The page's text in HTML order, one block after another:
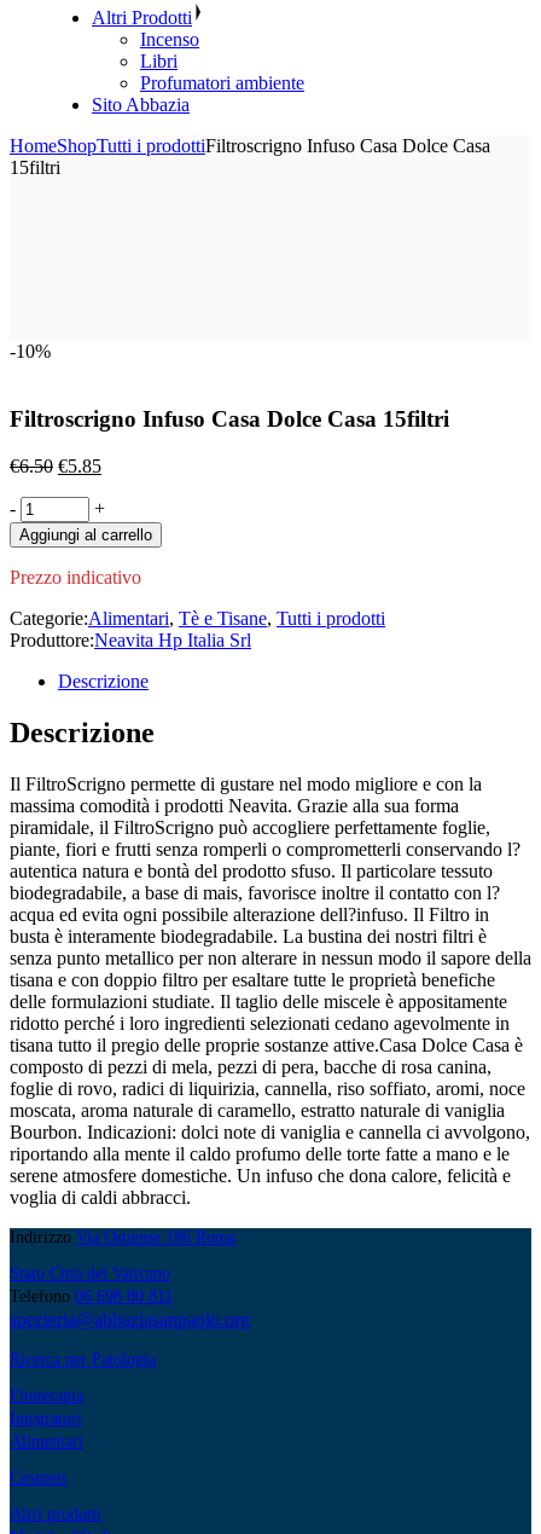
Altri Prodotti
Incenso
Libri
Profumatori ambiente
Sito Abbazia
HomeShopTutti i prodottiFiltroscrigno Infuso Casa Dolce Casa
15filtri
-10%
Filtroscrigno Infuso Casa Dolce Casa 15filtri
€6.50 Il
originale
era:
€6.50.
€5.85Il
attuale
è:
€5.85.
Filtroscrigno
Infuso
Casa
Dolce
15filtri
quantity
- +
Aggiungi al carrello
Prezzo indicativo
Categorie:Alimentari, Tè e Tisane, Tutti i prodotti
Produttore:Neavita Hp Italia Srl
Descrizione
Descrizione
Il FiltroScrigno permette di gustare nel modo migliore e con la
massima comodità i prodotti Neavita. Grazie alla sua forma
piramidale, il FiltroScrigno può accogliere perfettamente foglie,
piante, fiori e frutti senza romperli o comprometterli conservando l?
autentica natura e bontà del prodotto sfuso. Il particolare tessuto
biodegradabile, a base di mais, favorisce inoltre il contatto con l?
acqua ed evita ogni possibile alterazione dell?infuso. Il Filtro in
busta è interamente biodegradabile. La bustina dei nostri filtri è
senza punto metallico per non alterare in nessun modo il sapore della
tisana e con doppio filtro per esaltare tutte le proprietà benefiche
delle formulazioni studiate. Il taglio delle miscele è appositamente
ridotto perché i loro ingredienti selezionati cedano agevolmente in
tisana tutto il pregio delle proprie sostanze attive.Casa Dolce Casa è
composto di pezzi di mela, pezzi di pera, bacche di rosa canina,
foglie di rovo, radici di liquirizia, cannella, riso soffiato, aromi, noce
moscata, aroma naturale di caramello, estratto naturale di vaniglia
Bourbon. Indicazioni: dolci note di vaniglia e cannella ci avvolgono,
riportando alla mente il caldo profumo delle torte fatte a mano e le
serene atmosfere domestiche. Un infuso che dona calore, felicità e
voglia di caldi abbracci.
Indirizzo Via Ostiense 186 Roma
Stato Città del Vaticano
Telefono 06 698 80 811
spezieria@abbaziasanpaolo.org
Ricerca per Patologia
Fitoterapia
Integratori
Alimentari
Cosmesi
Altri prodotti